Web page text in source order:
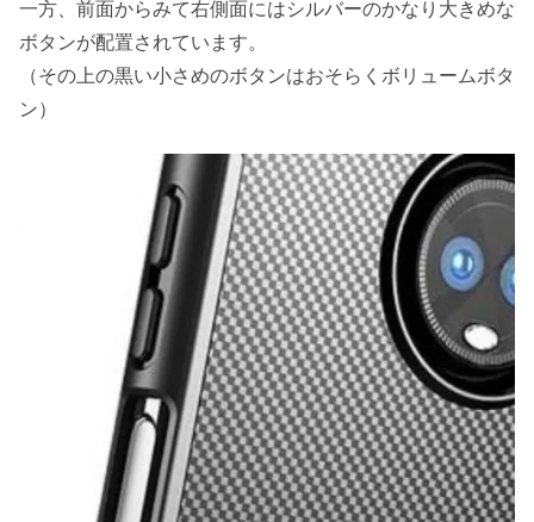
一方、前面からみて右側面にはシルバーのかなり大きめな
ボタンが配置されています。
（その上の黒い小さめのボタンはおそらくボリュームボタ
ン）